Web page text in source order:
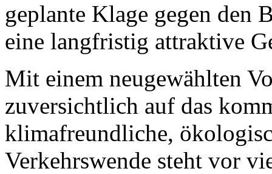
geplante Klage gegen den
eine langfristig attraktive
Mit einem neugewählten
zuversichtlich auf das
klimafreundliche,
Verkehrswende steht vor